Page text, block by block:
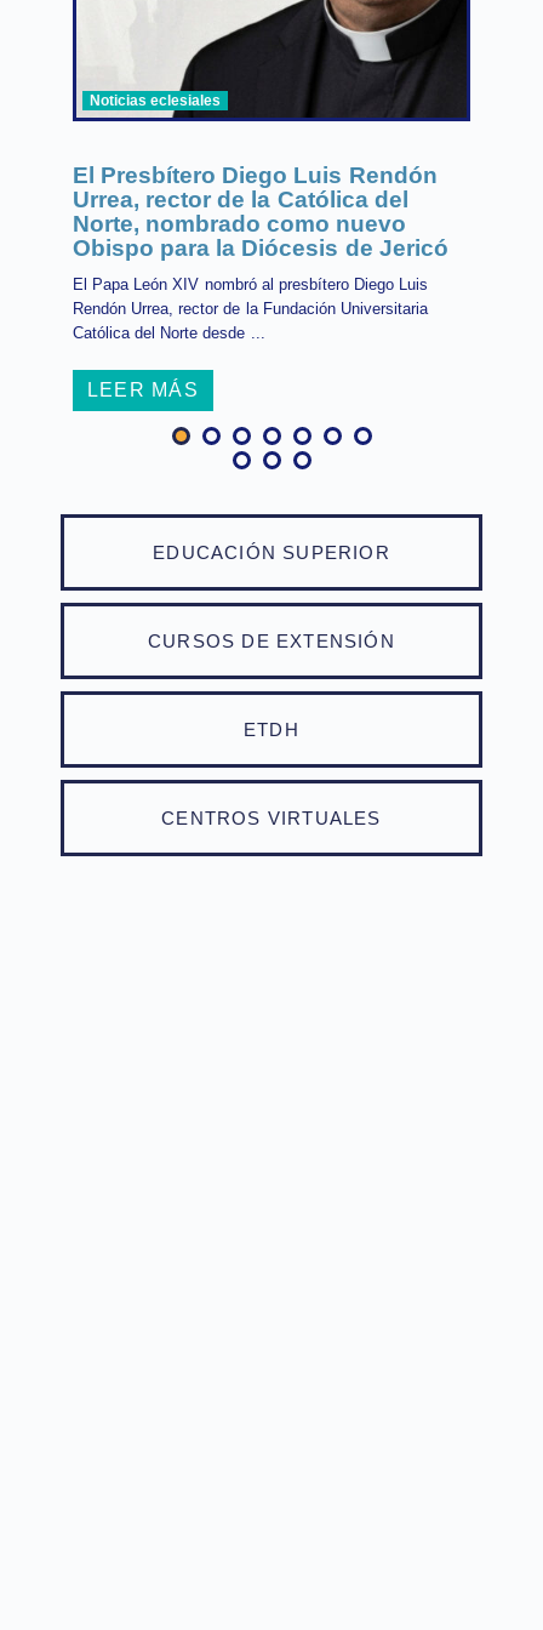
EDUCACIÓN SUPERIOR
CURSOS DE EXTENSIÓN
ETDH
CENTROS VIRTUALES
Noticias eclesiales
El Presbítero Diego Luis Rendón
Urrea, rector de la Católica del
Norte, nombrado como nuevo
Obispo para la Diócesis de Jericó
El Papa León XIV nombró al presbítero Diego Luis
Rendón Urrea, rector de la Fundación Universitaria
Católica del Norte desde ...
LEER MÁS